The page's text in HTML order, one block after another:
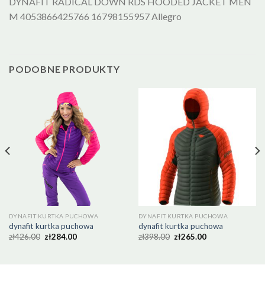
M 4053866425766 16798155957 Allegro
PODOBNE PRODUKTY
DYNAFIT KURTKA PUCHOWA
dynafit kurtka puchowa
zł426.00 zł284.00
DYNAFIT KURTKA PUCHOWA
dynafit kurtka puchowa
zł398.00 zł265.00